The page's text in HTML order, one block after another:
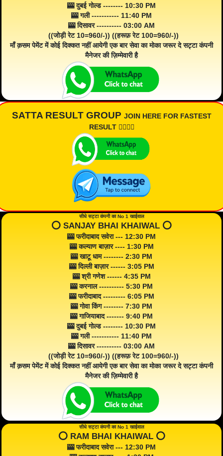
🎰 दुबई गोल्ड -------- 10:30 PM
🎰 गली ----------- 11:40 PM
🎰 दिसावर ---------- 03:00 AM
((जोड़ी रेट 10=960/-)) ((हरूफ़ रेट 100=960/-))
माँ क़सम पेमेंट में कोई दिक्कत नहीं आयेगी एक बार सेवा का मोका जरूर दे सट्टा कंपनी
मैनेजर की ज़िम्मेवारी है
SATTA RESULT GROUP JOIN HERE FOR FASTEST
RESULT 👇🏾👇🏾
सीधे सट्टा कंपनी का No 1 खाईवाल
⭕️ SANJAY BHAI KHAIWAL ⭕️
🎰 फरीदाबाद सवेरा --- 12:30 PM
🎰 कल्याण बाज़ार ---- 1:30 PM
🎰 खाटू धाम -------- 2:30 PM
🎰 दिल्ली बाज़ार ------ 3:05 PM
🎰 श्री गणेश ------ 4:35 PM
🎰 करनाल ---------- 5:30 PM
🎰 फरीदाबाद --------- 6:05 PM
🎰 गोवा किंग -------- 7:30 PM
🎰 गाजियाबाद ------- 9:40 PM
🎰 दुबई गोल्ड -------- 10:30 PM
🎰 गली ----------- 11:40 PM
🎰 दिसावर ---------- 03:00 AM
((जोड़ी रेट 10=960/-)) ((हरूफ़ रेट 100=960/-))
माँ क़सम पेमेंट में कोई दिक्कत नहीं आयेगी एक बार सेवा का मोका जरूर दे सट्टा कंपनी
मैनेजर की ज़िम्मेवारी है
सीधे सट्टा कंपनी का No 1 खाईवाल
⭕️ RAM BHAI KHAIWAL ⭕️
🎰 फरीदाबाद सवेरा --- 12:30 PM